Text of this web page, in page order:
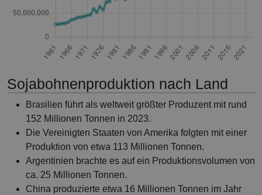
Sojabohnenproduktion nach Land
Brasilien führt als weltweit größter Produzent mit rund
152 Millionen Tonnen in 2023.
Die Vereinigten Staaten von Amerika folgten mit einer
Produktion von etwa 113 Millionen Tonnen.
Argentinien brachte es auf ein Produktionsvolumen von
ca. 25 Millionen Tonnen.
China produzierte etwa 16 Millionen Tonnen im Jahr